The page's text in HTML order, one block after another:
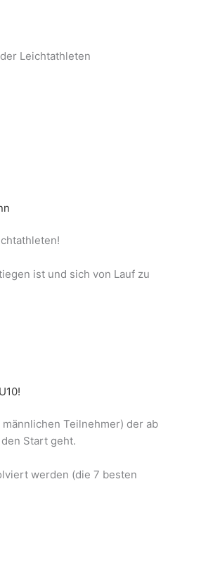
Leichtathleten
ist und sich von Lauf zu
Teilnehmer) der ab
Start geht.
werden (die 7 besten